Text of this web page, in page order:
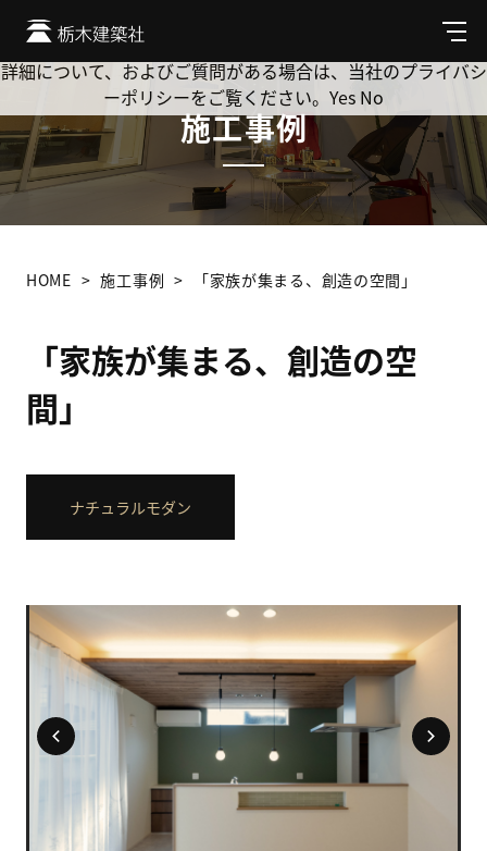
メ
ニ
ュ
施工事例
HOME 施工事例 「家族が集まる、創造の空間」
「家族が集まる、創造の空
間」
ナチュラルモダン
Cookie を使用して、お客様の活動を追跡してもよろしいです
か? 当社ではお客様のプライバシーを極めて重視しています。
詳細について、およびご質問がある場合は、当社のプライバシ
ーポリシーをご覧ください。 Yes No